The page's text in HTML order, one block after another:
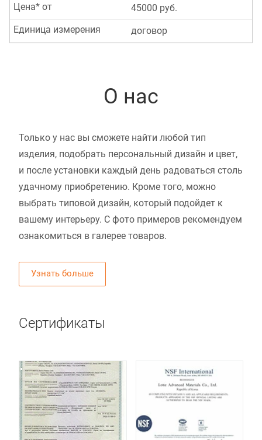
45000 руб.
Цена* от
договор
Единица измерения
О нас
Только у нас вы сможете найти любой тип
изделия, подобрать персональный дизайн и цвет,
и после установки каждый день радоваться столь
удачному приобретению. Кроме того, можно
выбрать типовой дизайн, который подойдет к
вашему интерьеру. С фото примеров рекомендуем
ознакомиться в галерее товаров.
Узнать больше
Сертификаты